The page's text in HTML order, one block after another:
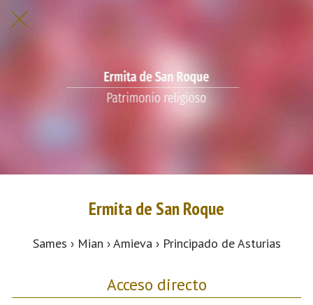
Ermita de San Roque
Sames › Mian › Amieva › Principado de Asturias
Acceso directo